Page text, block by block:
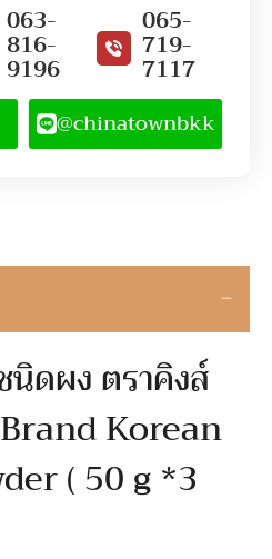
063-
816-
9196
065-
719-
7117
@chinatownbkk
นิดผง ตราคิงส์
Korean
( 50 g *3